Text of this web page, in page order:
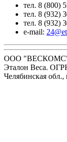
тел. 8 (800)
тел. 8 (932)
тел. 8 (932)
e-mail:
ООО
Эталон Веса.
Челябинская